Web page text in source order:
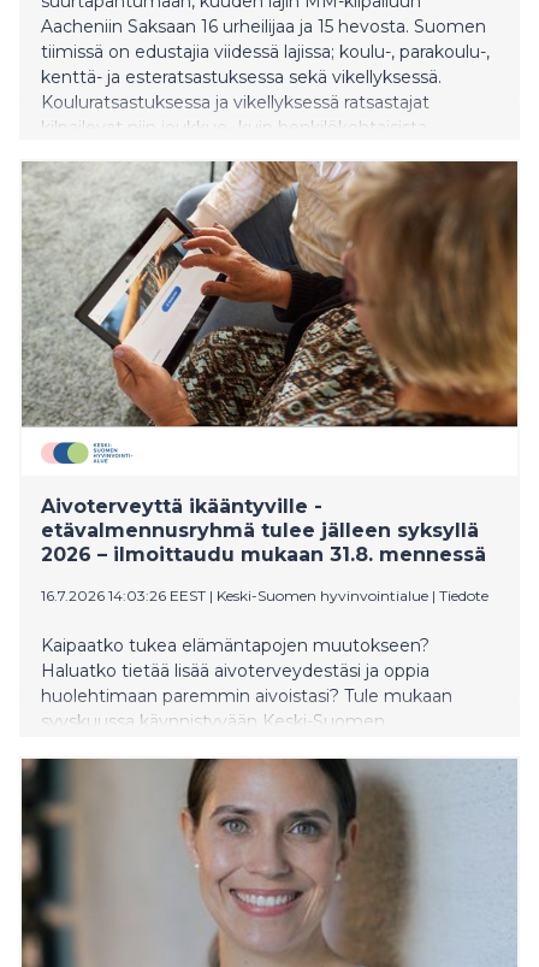
Aacheniin Saksaan 16 urheilijaa ja 15 hevosta. Suomen
tiimissä on edustajia viidessä lajissa; koulu-, parakoulu-,
kenttä- ja esteratsastuksessa sekä vikellyksessä.
Kouluratsastuksessa ja vikellyksessä ratsastajat
kilpailevat niin joukkue- kuin henkilökohtaisista
menestyksestä. Ennätyssuuri edustusryhmä kertoo
ratsastuksen olympia- ja paralympialajien kuin
muidenkin lajien kansainvälisestä kehityksestä.
Aivoterveyttä ikääntyville -
etävalmennusryhmä tulee jälleen syksyllä
2026 – ilmoittaudu mukaan 31.8. mennessä
16.7.2026 14:03:26 EEST | Keski-Suomen hyvinvointialue | Tiedote
Kaipaatko tukea elämäntapojen muutokseen?
Haluatko tietää lisää aivoterveydestäsi ja oppia
huolehtimaan paremmin aivoistasi? Tule mukaan
syyskuussa käynnistyvään Keski-Suomen
etävalmennusryhmään.